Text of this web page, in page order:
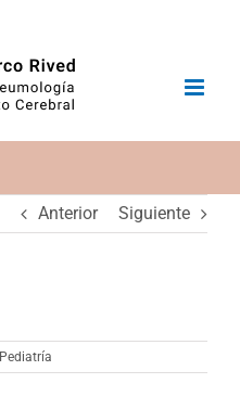
Anterior Siguiente
Pediatría